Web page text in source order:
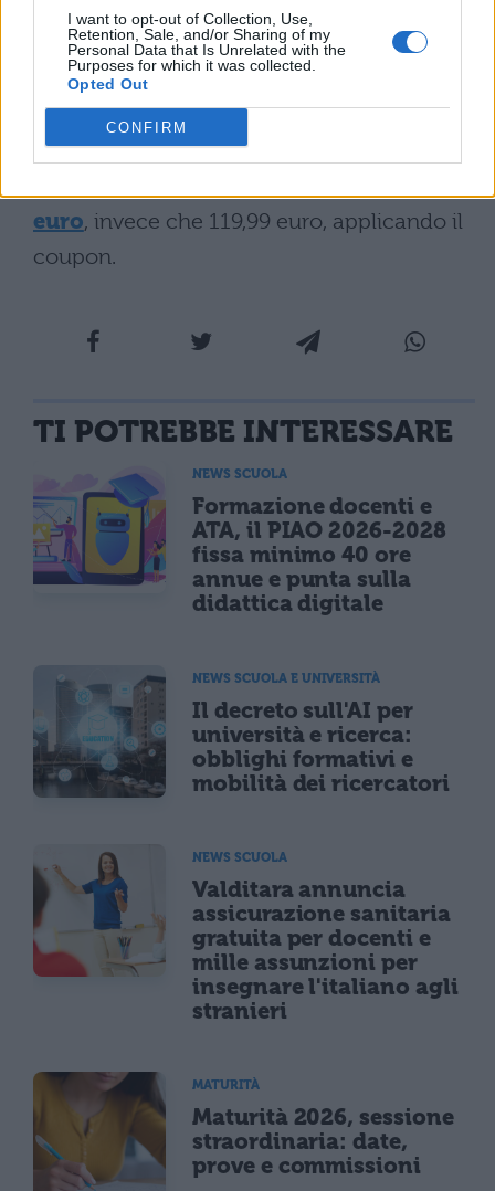
I want to opt-out of Collection, Use,
Retention, Sale, and/or Sharing of my
Personal Data that Is Unrelated with the
Purposes for which it was collected.
Opted Out
CONFIRM
Faszin su Amazon”]
Non perdere quest’offerta a dir poco
strepitosa. Vai subito su Amazon, prima che
il prezzo salga, emetti nel tuo carrello il
euro, invece che 119,99 euro, applicando il
coupon.
TI POTREBBE INTERESSARE
NEWS SCUOLA
Formazione docenti e
ATA, il PIAO 2026-2028
fissa minimo 40 ore
annue e punta sulla
didattica digitale
NEWS SCUOLA E UNIVERSITÀ
Il decreto sull'AI per
università e ricerca:
obblighi formativi e
mobilità dei ricercatori
NEWS SCUOLA
Valditara annuncia
assicurazione sanitaria
gratuita per docenti e
mille assunzioni per
insegnare l'italiano agli
stranieri
MATURITÀ
Maturità 2026, sessione
straordinaria: date,
prove e commissioni